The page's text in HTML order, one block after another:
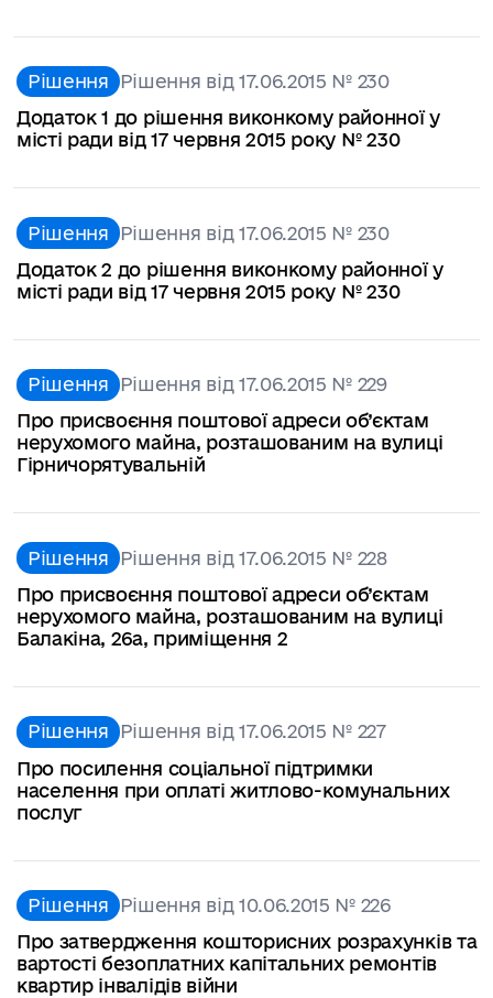
Рішення Рішення від 17.06.2015 № 230
Додаток 1 до рішення виконкому районної у
місті ради від 17 червня 2015 року № 230
Рішення Рішення від 17.06.2015 № 230
Додаток 2 до рішення виконкому районної у
місті ради від 17 червня 2015 року № 230
Рішення Рішення від 17.06.2015 № 229
Про присвоєння поштової адреси об’єктам
нерухомого майна, розташованим на вулиці
Гірничорятувальній
Рішення Рішення від 17.06.2015 № 228
Про присвоєння поштової адреси об’єктам
нерухомого майна, розташованим на вулиці
Балакіна, 26а, приміщення 2
Рішення Рішення від 17.06.2015 № 227
Про посилення соціальної підтримки
населення при оплаті житлово-комунальних
послуг
Рішення Рішення від 10.06.2015 № 226
Про затвердження кошторисних розрахунків та
вартості безоплатних капітальних ремонтів
квартир інвалідів війни